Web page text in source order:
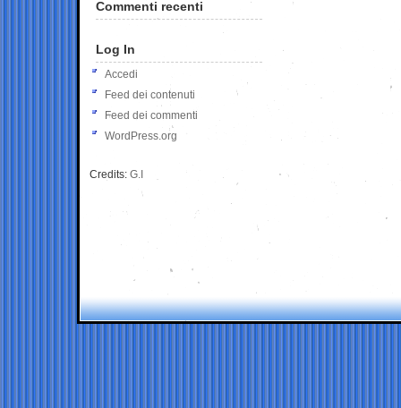
Commenti recenti
Log In
Accedi
Feed dei contenuti
Feed dei commenti
WordPress.org
Credits: G.I